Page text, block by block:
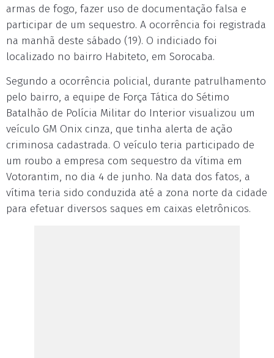
armas de fogo, fazer uso de documentação falsa e
participar de um sequestro. A ocorrência foi registrada
na manhã deste sábado (19). O indiciado foi
localizado no bairro Habiteto, em Sorocaba.
Segundo a ocorrência policial, durante patrulhamento
pelo bairro, a equipe de Força Tática do Sétimo
Batalhão de Polícia Militar do Interior visualizou um
veículo GM Onix cinza, que tinha alerta de ação
criminosa cadastrada. O veículo teria participado de
um roubo a empresa com sequestro da vítima em
Votorantim, no dia 4 de junho. Na data dos fatos, a
vítima teria sido conduzida até a zona norte da cidade
para efetuar diversos saques em caixas eletrônicos.